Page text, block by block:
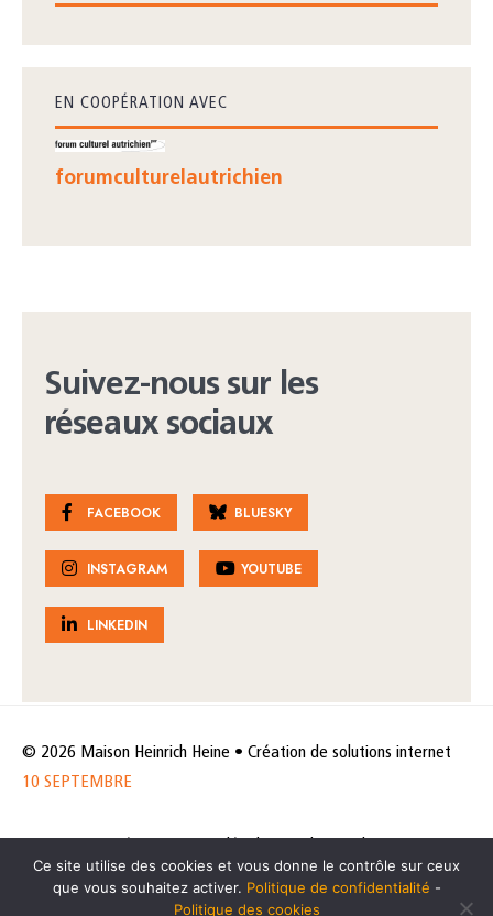
EN COOPÉRATION AVEC
forumculturelautrichien
Suivez-nous sur les
réseaux sociaux
FACEBOOK BLUESKY
INSTAGRAM YOUTUBE
LINKEDIN
© 2026 Maison Heinrich Heine • Création de solutions internet
10 SEPTEMBRE
de données
Politique des cookies
Ce site utilise des cookies et vous donne le contrôle sur ceux
que vous souhaitez activer. Politique de confidentialité -
Politique des cookies